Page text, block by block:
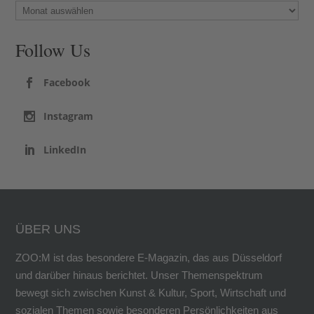
Follow Us
Facebook
Instagram
LinkedIn
ÜBER UNS
ZOO:M ist das besondere E-Magazin, das aus Düsseldorf
und darüber hinaus berichtet. Unser Themenspektrum
bewegt sich zwischen Kunst & Kultur, Sport, Wirtschaft und
sozialen Themen sowie besonderen Persönlichkeiten aus